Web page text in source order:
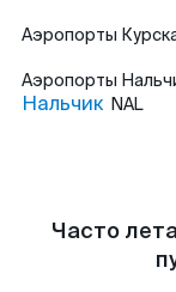
Аэропорты
Аэропорты
Нальчик NAL
Часто